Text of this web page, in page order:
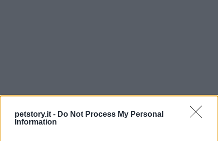
petstory.it - Do Not Process My Personal
Information
Continua a leggere